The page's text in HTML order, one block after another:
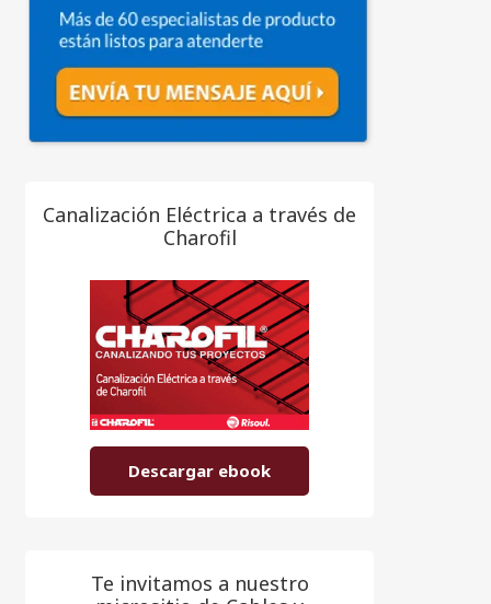
Canalización Eléctrica a través de
Charofil
Descargar ebook
Te invitamos a nuestro